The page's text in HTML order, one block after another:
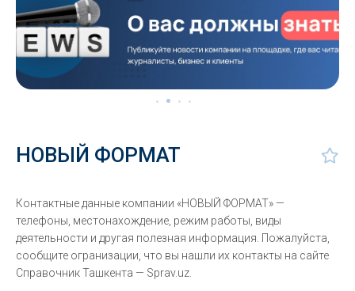
НОВЫЙ ФОРМАТ
Контактные данные компании «НОВЫЙ ФОРМАТ» —
телефоны, местонахождение, режим работы, виды
деятельности и другая полезная информация. Пожалуйста,
сообщите огранизации, что вы нашли их контакты на сайте
Справочник Ташкента — Sprav.uz.